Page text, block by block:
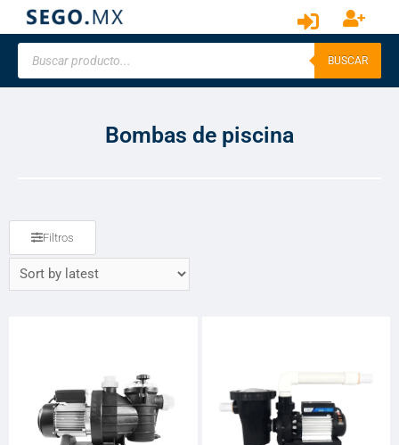
BUSCAR
Bombas de piscina
Filtros